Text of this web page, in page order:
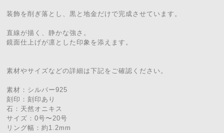
装飾を削ぎ落とし、黒と地金だけで完成させています。
直線が描く、静かな強さ。
鏡面仕上げが凛とした印象を添えます。
素材やサイズなどの詳細は下記をご確認ください。
素材：シルバー925
刻印：刻印あり
石：天然オニキス
サイズ：0号〜20号
リング幅：約1.2mm